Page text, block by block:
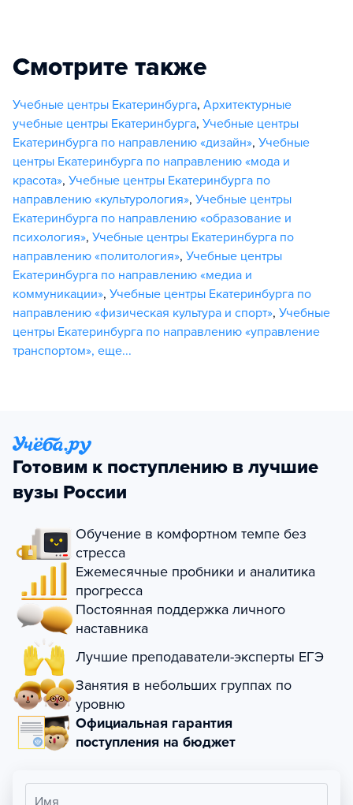
Смотрите также
Учебные центры Екатеринбурга, Архитектурные
учебные центры Екатеринбурга, Учебные центры
Екатеринбурга по направлению «дизайн», Учебные
центры Екатеринбурга по направлению «мода и
красота», Учебные центры Екатеринбурга по
направлению «культурология», Учебные центры
Екатеринбурга по направлению «образование и
психология», Учебные центры Екатеринбурга по
направлению «политология», Учебные центры
Екатеринбурга по направлению «медиа и
коммуникации», Учебные центры Екатеринбурга по
направлению «физическая культура и спорт», Учебные
центры Екатеринбурга по направлению «управление
транспортом», еще...
Готовим к поступлению в лучшие
вузы России
Обучение в комфортном темпе без
стресса
Ежемесячные пробники и аналитика
прогресса
Постоянная поддержка личного
наставника
Лучшие преподаватели-эксперты ЕГЭ
Занятия в небольших группах по
уровню
Официальная гарантия
поступления на бюджет
Имя